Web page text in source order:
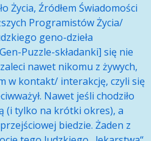
Życia, Źródłem Świadomości
Programistów Życia/
geno-dzieła
Puzzle-składanki] się nie
nawet nikomu z żywych,
w kontakt/ interakcję, czyli się
Nawet jeśli chodziło
(i tylko na krótki okres), a
biedzie. Żaden z